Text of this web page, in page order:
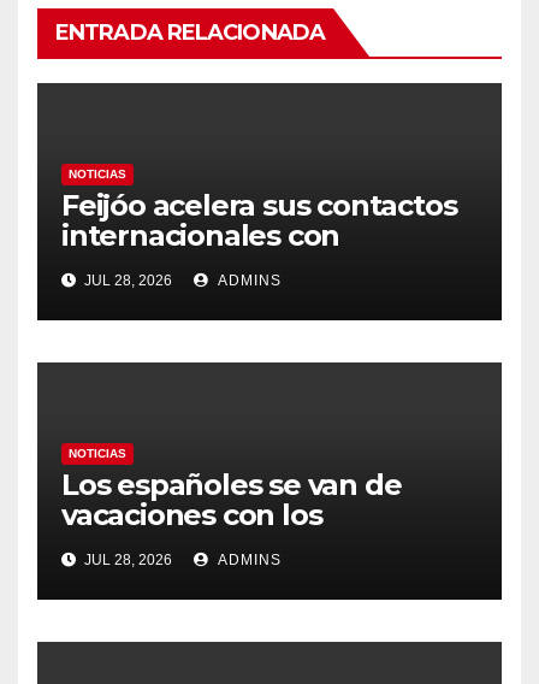
ENTRADA RELACIONADA
NOTICIAS
Feijóo acelera sus contactos
internacionales con
Latinoamérica como socio
prioritario en su agenda de
gobierno
JUL 28, 2026 ADMINS
NOTICIAS
Los españoles se van de
vacaciones con los
carburantes hasta un 21%
más caros que el año pasado
y los hoteles disparados
JUL 28, 2026 ADMINS